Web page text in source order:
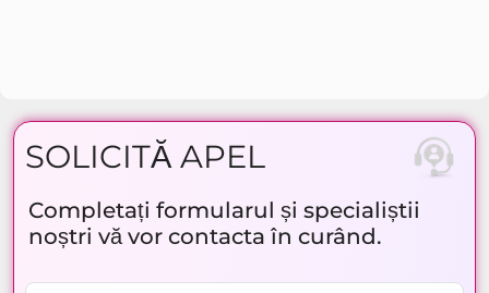
SOLICITĂ APEL
Completați formularul și specialiștii
noștri vă vor contacta în curând.